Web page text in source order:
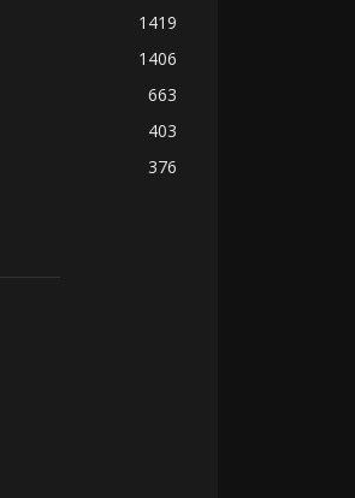
1419
1406
663
403
376